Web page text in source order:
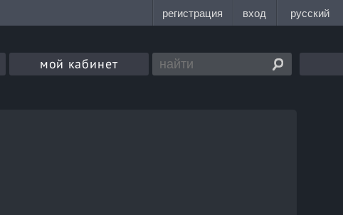
мой кабинет